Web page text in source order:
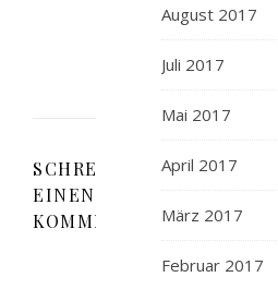
SCHREIBE
EINEN
KOMMENTAR
August 2017
Juli 2017
Mai 2017
April 2017
März 2017
Februar 2017